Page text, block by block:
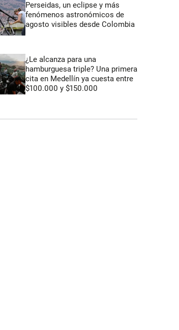
Perseidas, un eclipse y más
fenómenos astronómicos de
agosto visibles desde Colombia
¿Le alcanza para una
hamburguesa triple? Una primera
cita en Medellín ya cuesta entre
$100.000 y $150.000